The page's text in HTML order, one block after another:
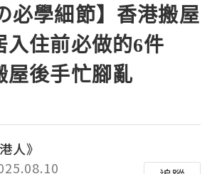
必學細節】香港搬屋
入住前必做的6件
屋後手忙腳亂
人》